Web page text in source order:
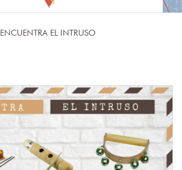
ENCUENTRA EL INTRUSO